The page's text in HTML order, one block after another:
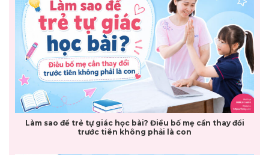
Làm sao để trẻ tự giác học bài? Điều bố mẹ cần thay đổi
trước tiên không phải là con